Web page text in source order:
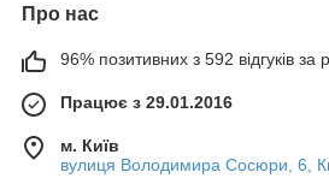
Про нас
96% позитивних з 592 відгуків за
Працює з 29.01.2016
м. Київ
вулиця Володимира Сосюри, 6,